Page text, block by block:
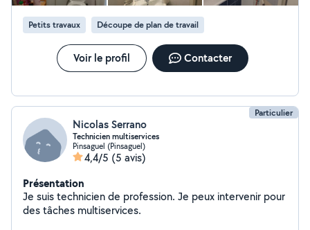
Plomberie
Petits travaux Découpe de plan de travail
Voir le profil Contacter
Particulier
Nicolas Serrano
Technicien multiservices
Pinsaguel (Pinsaguel)
4,4/5 (5 avis)
Présentation
Je suis technicien de profession. Je peux intervenir pour
des tâches multiservices.